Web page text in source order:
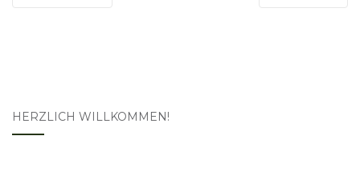
HERZLICH WILLKOMMEN!